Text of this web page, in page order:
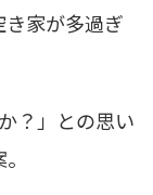
き家が多過ぎ
？」との思い